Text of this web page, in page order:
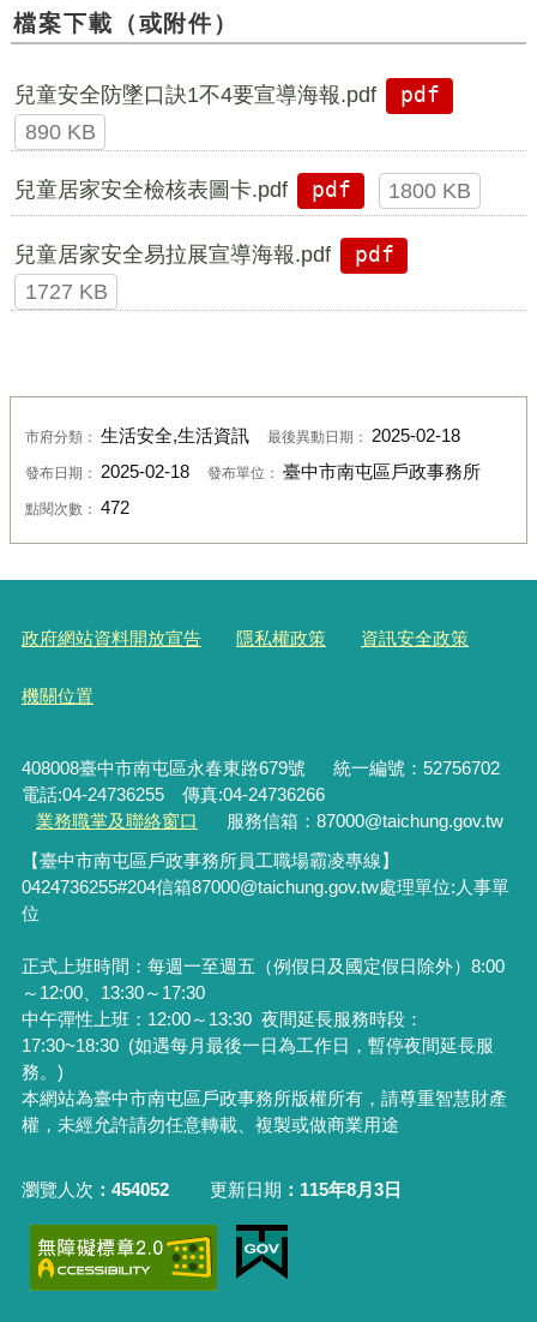
檔案下載（或附件）
兒童安全防墜口訣1不4要宣導海報.pdf
pdf
890 KB
兒童居家安全檢核表圖卡.pdf pdf 1800 KB
兒童居家安全易拉展宣導海報.pdf
pdf
1727 KB
市府分類： 生活安全,生活資訊 最後異動日期： 2025-02-18
發布日期： 2025-02-18 發布單位： 臺中市南屯區戶政事務所
點閱次數： 472
政府網站資料開放宣告 隱私權政策 資訊安全政策
機關位置
408008臺中市南屯區永春東路679號 統一編號：52756702
電話:04-24736255 傳真:04-24736266
業務職掌及聯絡窗口
服務信箱：87000@taichung.gov.tw
【臺中市南屯區戶政事務所員工職場霸凌專線】
0424736255#204信箱87000@taichung.gov.tw處理單位: 人事單
位
正式上班時間：每週一至週五（例假日及國定假日除外）8:00
～12:00、13:30～17:30
中午彈性上班：12:00～13:30 夜間延長服務時段：
17:30~18:30 (如遇每月最後一日為工作日，暫停夜間延長服
務。)
本網站為臺中市南屯區戶政事務所版權所有，請尊重智慧財產
權，未經允許請勿任意轉載、複製或做商業用途
瀏覽人次 454052 更新日期 115年8月3日